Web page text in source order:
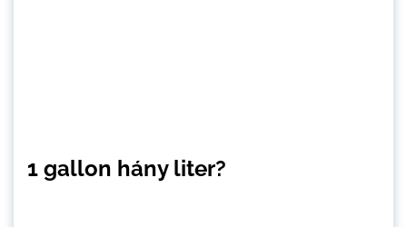
1 gallon hány liter?